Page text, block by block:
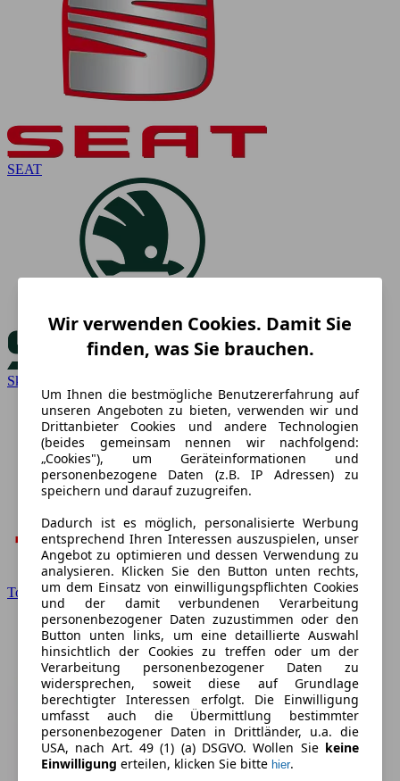
SEAT
Skoda
Toyota
Wir verwenden Cookies. Damit Sie
finden, was Sie brauchen.
Um Ihnen die bestmögliche Benutzererfahrung auf
unseren Angeboten zu bieten, verwenden wir und
Drittanbieter Cookies und andere Technologien
(beides gemeinsam nennen wir nachfolgend:
„Cookies"), um Geräteinformationen und
personenbezogene Daten (z.B. IP Adressen) zu
speichern und darauf zuzugreifen.
Dadurch ist es möglich, personalisierte Werbung
entsprechend Ihren Interessen auszuspielen, unser
Angebot zu optimieren und dessen Verwendung zu
analysieren. Klicken Sie den Button unten rechts,
um dem Einsatz von einwilligungspflichten Cookies
und der damit verbundenen Verarbeitung
personenbezogener Daten zuzustimmen oder den
Button unten links, um eine detaillierte Auswahl
hinsichtlich der Cookies zu treffen oder um der
Verarbeitung personenbezogener Daten zu
widersprechen, soweit diese auf Grundlage
berechtigter Interessen erfolgt. Die Einwilligung
umfasst auch die Übermittlung bestimmter
personenbezogener Daten in Drittländer, u.a. die
USA, nach Art. 49 (1) (a) DSGVO. Wollen Sie keine
Einwilligung erteilen, klicken Sie bitte hier.